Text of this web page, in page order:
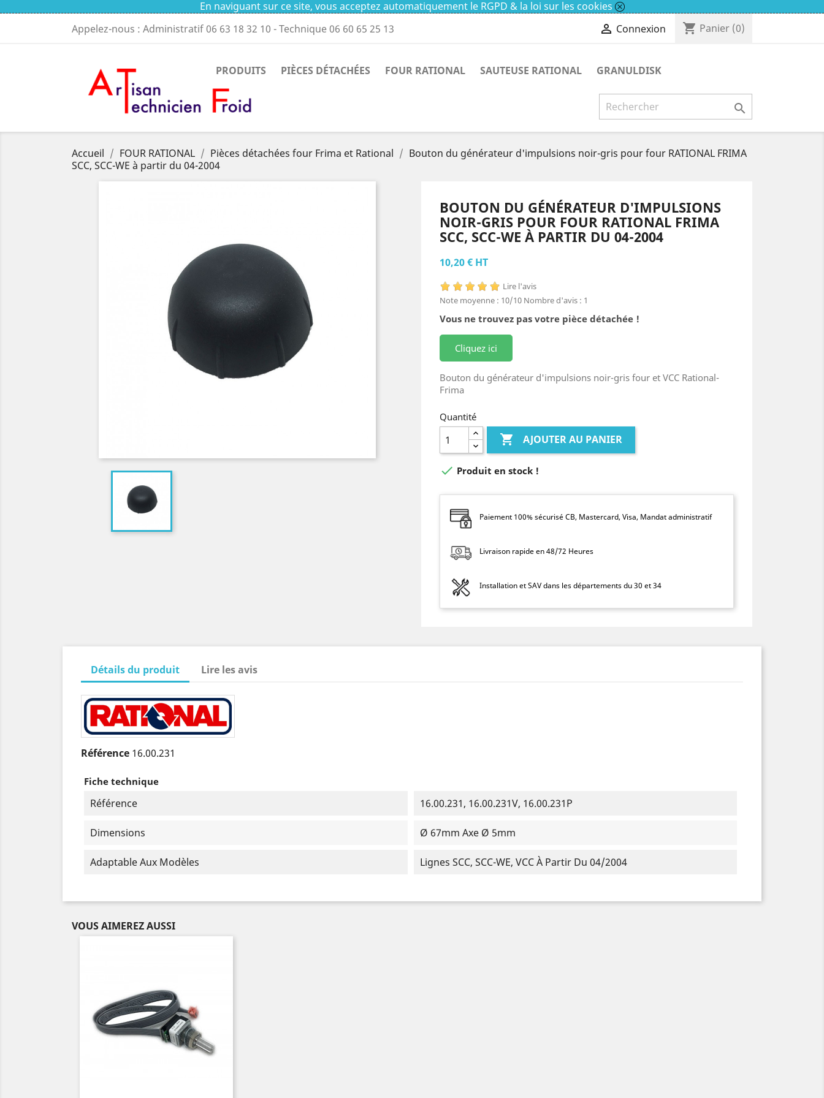
En naviguant sur ce site, vous acceptez automatiquement le RGPD & la loi sur les cookies
Appelez-nous : Administratif06 63 18 32 10 - Technique 06 60 65 25 13  Connexion shopping_cart Panier (0)
PRODUITS PIÈCES DÉTACHÉES FOUR RATIONAL SAUTEUSE RATIONAL GRANULDISK

Accueil FOUR RATIONAL Pièces détachées four Frima et Rational
Bouton du générateur d'impulsions noir-gris pour four RATIONAL FRIMA
SCC, SCC-WE à partir du 04-2004
BOUTON DU GÉNÉRATEUR D'IMPULSIONS
NOIR-GRIS POUR FOUR RATIONAL FRIMA
SCC, SCC-WE À PARTIR DU 04-2004
10,20 € HT
Lire l'avis
Note moyenne : 10/10 Nombre d'avis : 1
Vous ne trouvez pas votre pièce détachée !
Cliquez ici
Bouton du générateur d'impulsions noir-gris four et VCC Rational-
Frima
Quantité
 AJOUTER AU PANIER
 Produit en stock !
Paiement 100% sécurisé CB, Mastercard, Visa, Mandat administratif
Livraison rapide en 48/72 Heures
Installation et SAV dans les départements du 30 et 34
Détails du produit Lire les avis
Référence 16.00.231
Fiche technique
Référence 16.00.231, 16.00.231V, 16.00.231P
Dimensions Ø 67mm Axe Ø 5mm
Adaptable Aux Modèles Lignes SCC, SCC-WE, VCC À Partir Du 04/2004
VOUS AIMEREZ AUSSI